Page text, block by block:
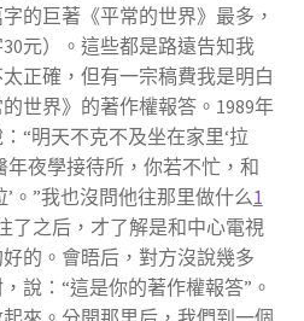
的巨著《平常的世界》最多，
元）。這些都是路遠告知我
正確，但有一宗稿費我是明白
世界》的著作權報答。1989年
“明天不克不及坐在家里‘拉
年夜學接待所，你若不忙，和
。”我也沒問他往那里做什么1
了之后，才了解是和中心電視
的。會晤后，對方沒說幾多
說：“這是你的著作權報答”。